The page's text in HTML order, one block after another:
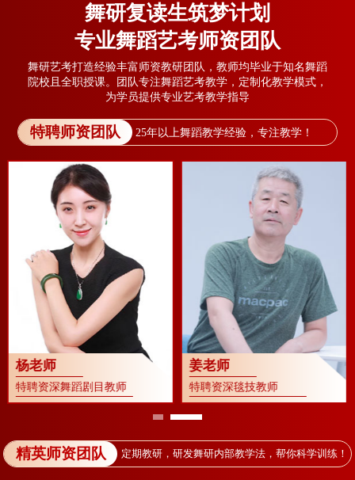
舞研复读生筑梦计划
专业舞蹈艺考师资团队
舞研艺考打造经验丰富师资教研团队，教师均毕业于知名舞蹈
院校且全职授课。团队专注舞蹈艺考教学，定制化教学模式，
为学员提供专业艺考教学指导
特聘师资团队 25年以上舞蹈教学经验，专注教学！
杨老师
特聘资深舞蹈剧目教师
姜老师
特聘资深毯技教师
精英师资团队 定期教研，研发舞研内部教学法，帮你科学训练！